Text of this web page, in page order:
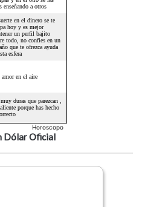
Horoscopo
Dólar Oficial